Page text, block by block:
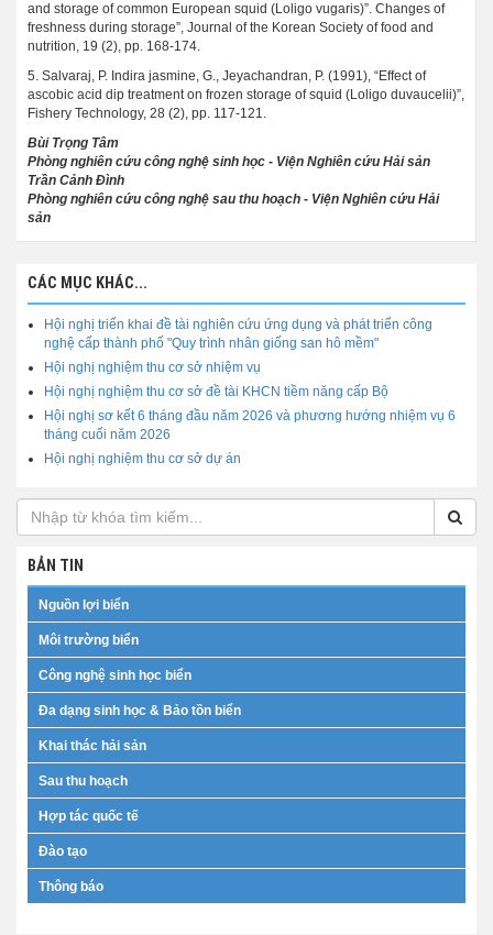
and storage of common European squid (Loligo vugaris)”. Changes of
freshness during storage”, Journal of the Korean Society of food and
nutrition, 19 (2), pp. 168-174.
5. Salvaraj, P. Indira jasmine, G., Jeyachandran, P. (1991), “Effect of
ascobic acid dip treatment on frozen storage of squid (Loligo duvaucelii)”,
Fishery Technology, 28 (2), pp. 117-121.
Bùi Trọng Tâm
Phòng nghiên cứu công nghệ sinh học - Viện Nghiên cứu Hải sản
Trần Cảnh Đình
Phòng nghiên cứu công nghệ sau thu hoạch - Viện Nghiên cứu Hải
sản
CÁC MỤC KHÁC...
Hội nghị triển khai đề tài nghiên cứu ứng dụng và phát triển công
nghệ cấp thành phố "Quy trình nhân giống san hô mềm"
Hội nghị nghiệm thu cơ sở nhiệm vụ
Hội nghị nghiệm thu cơ sở đề tài KHCN tiềm năng cấp Bộ
Hội nghị sơ kết 6 tháng đầu năm 2026 và phương hướng nhiệm vụ 6
tháng cuối năm 2026
Hội nghị nghiệm thu cơ sở dự án
BẢN TIN
Nguồn lợi biển
Môi trường biển
Công nghệ sinh học biển
Đa dạng sinh học & Bảo tồn biển
Khai thác hải sản
Sau thu hoạch
Hợp tác quốc tế
Đào tạo
Thông báo